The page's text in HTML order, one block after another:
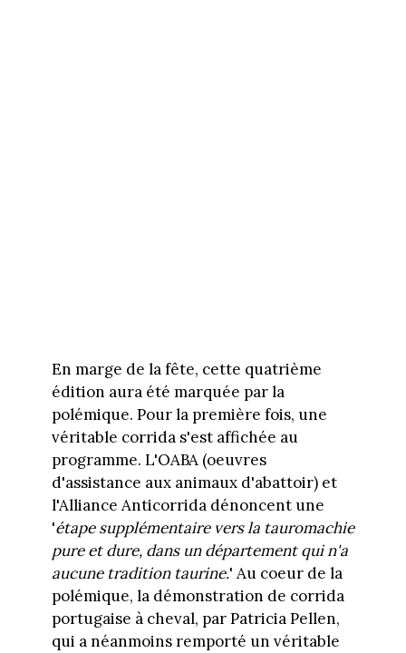
En marge de la fête, cette quatrième
édition aura été marquée par la
polémique. Pour la première fois, une
véritable corrida s'est affichée au
programme. L'OABA (oeuvres
d'assistance aux animaux d'abattoir) et
l'Alliance Anticorrida dénoncent une
'étape supplémentaire vers la tauromachie
pure et dure, dans un département qui n'a
aucune tradition taurine.' Au coeur de la
polémique, la démonstration de corrida
portugaise à cheval, par Patricia Pellen,
qui a néanmoins remporté un véritable